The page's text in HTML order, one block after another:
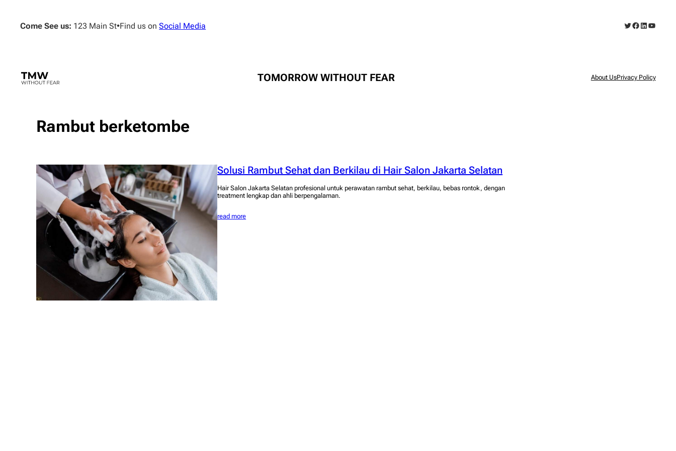
contentCome See us: 123 Main St•Find us onSocial Media Twitter
Facebook
LinkedIn
TOMORROW WITHOUT FEAR About UsPrivacy Policy
Rambut berketombe
Solusi Rambut Sehat dan Berkilau di Hair Salon Jakarta Selatan
Hair Salon Jakarta Selatan profesional untuk perawatan rambut sehat, berkilau, bebas rontok, dengan
treatment lengkap dan ahli berpengalaman.
read more